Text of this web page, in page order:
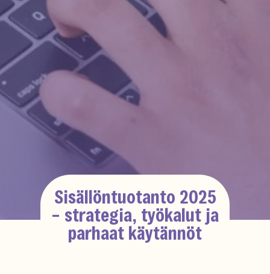
Sisällöntuotanto 2025
– strategia, työkalut ja
parhaat käytännöt